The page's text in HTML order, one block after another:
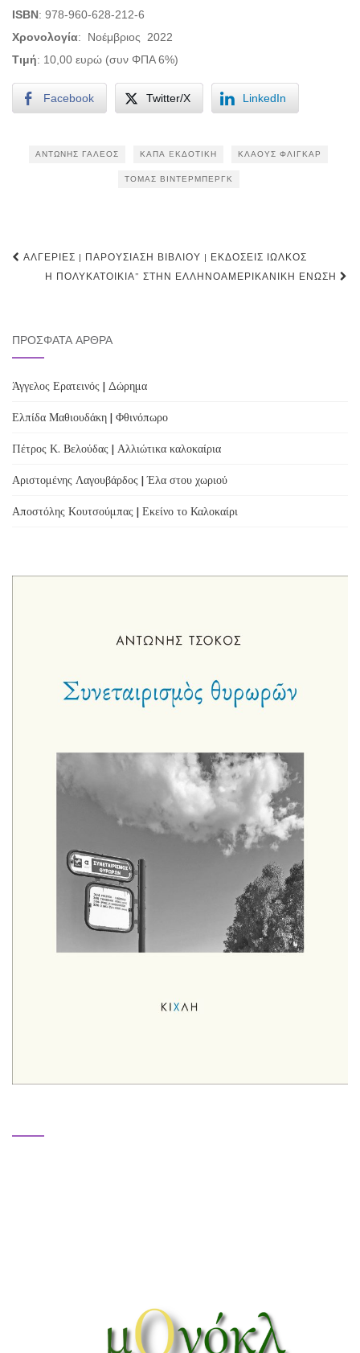
ISBN: 978-960-628-212-6
Χρονολογία: Νοέμβριος 2022
Τιμή: 10,00 ευρώ (συν ΦΠΑ 6%)
Facebook Twitter/X LinkedIn
ΑΝΤΏΝΗΣ ΓΑΛΈΟΣ ΚΆΠΑ EΚΔΟΤΙΚΉ ΚΛΆΟΥΣ ΦΛΙΓΚΆΡ
ΤΌΜΑΣ ΒΊΝΤΕΡΜΠΕΡΓΚ
Post
navigation
ΑΛΓΕΡΊΕΣ | ΠΑΡΟΥΣΊΑΣΗ ΒΙΒΛΊΟΥ | ΕΚΔΌΣΕΙΣ ΙΩΛΚΌΣ
Η ΠΟΛΥΚΑΤΟΙΚΊΑ” ΣΤΗΝ ΕΛΛΗΝΟΑΜΕΡΙΚΑΝΙΚΉ ΈΝΩΣΗ
ΠΡΌΣΦΑΤΑ ΆΡΘΡΑ
Άγγελος Ερατεινός | Δώρημα
Ελπίδα Μαθιουδάκη | Φθινόπωρο
Πέτρος Κ. Βελούδας | Αλλιώτικα καλοκαίρια
Αριστομένης Λαγουβάρδος | Έλα στου χωριού
Αποστόλης Κουτσούμπας | Εκείνο το Καλοκαίρι